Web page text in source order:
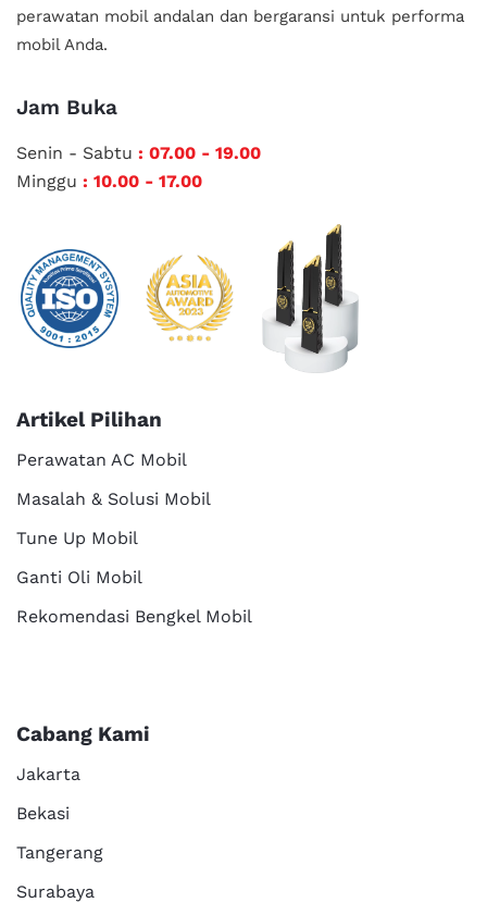
perawatan mobil andalan dan bergaransi untuk performa
mobil Anda.
Jam Buka
Senin - Sabtu : 07.00 - 19.00
Minggu : 10.00 - 17.00
Artikel Pilihan
Perawatan AC Mobil
Masalah & Solusi Mobil
Tune Up Mobil
Ganti Oli Mobil
Rekomendasi Bengkel Mobil
Cabang Kami
Jakarta
Bekasi
Tangerang
Surabaya